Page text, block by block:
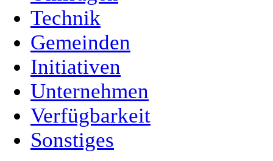
Technik
Gemeinden
Initiativen
Unternehmen
Verfügbarkeit
Sonstiges